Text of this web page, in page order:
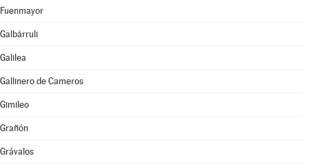
Fuenmayor
Galbárruli
Galilea
Gallinero de Cameros
Gimileo
Grañón
Grávalos